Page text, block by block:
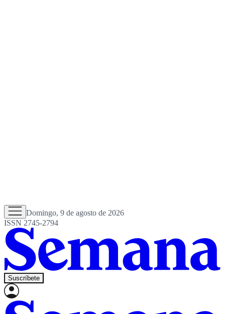
Domingo, 9 de agosto de 2026
ISSN 2745-2794
Suscríbete